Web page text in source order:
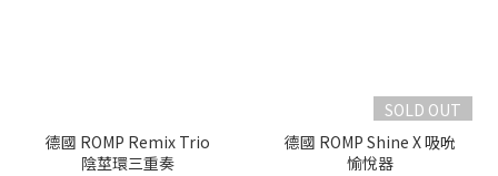
德國 ROMP Remix Trio
陰莖環三重奏
SOLD OUT
德國 ROMP Shine X 吸吮
愉悅器